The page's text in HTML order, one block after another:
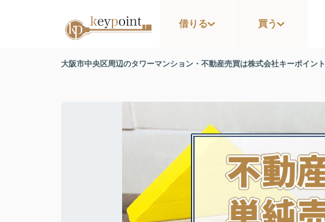
借りる 買う
大阪市中央区周辺のタワーマンション・不動産売買は株式会社キーポイント